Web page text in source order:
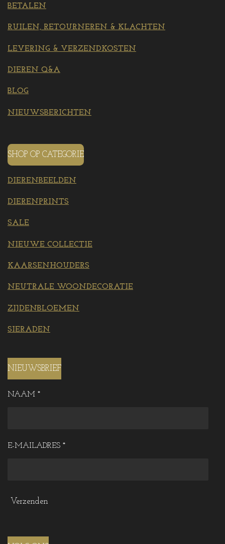
BETALEN
RUILEN, RETOURNEREN & KLACHTEN
LEVERING & VERZENDKOSTEN
DIEREN Q&A
BLOG
NIEUWSBERICHTEN
SHOP OP CATEGORIE
DIERENBEELDEN
DIERENPRINTS
SALE
NIEUWE COLLECTIE
KAARSENHOUDERS
NEUTRALE WOONDECORATIE
ZIJDENBLOEMEN
SIERADEN
NIEUWSBRIEF
NAAM *
E-MAILADRES *
Verzenden